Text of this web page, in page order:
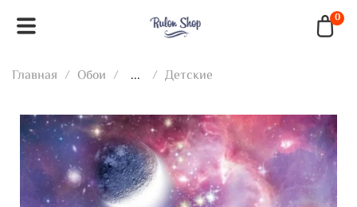
0
Главная Обои ... Детские